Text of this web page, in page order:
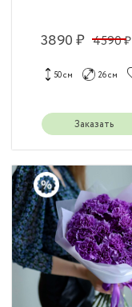
3890 ₽ 4590 ₽
50 см 26 см
Заказать